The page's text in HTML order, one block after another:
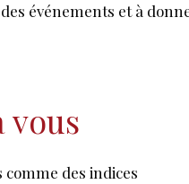
événements et à
vous
des indices